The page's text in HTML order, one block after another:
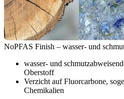
NoPFAS Finish – wasser- und
wasser- und
Oberstoff
Verzicht auf Fluorcarbone,
Chemikalien